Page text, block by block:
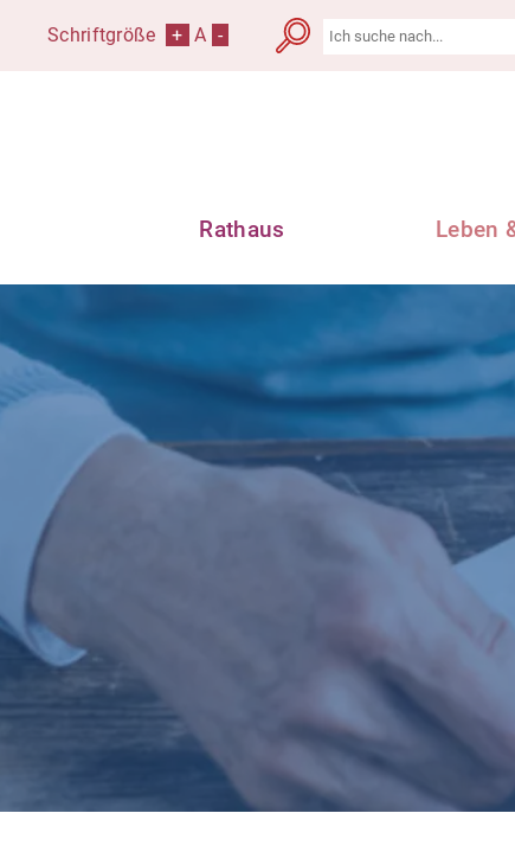
Schriftgröße + A -
Rathaus Leben